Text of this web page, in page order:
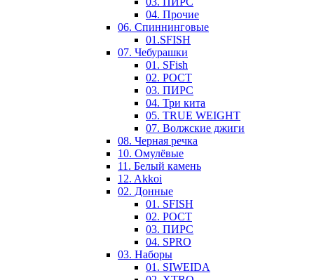
04. Прочие
06. Спиннинговые
01.SFISH
07. Чебурашки
01. SFish
02. РОСТ
03. ПИРС
04. Три кита
05. TRUE WEIGHT
07. Волжские джиги
08. Черная речка
10. Омулёвые
11. Белый камень
12. Akkoi
02. Донные
01. SFISH
02. РОСТ
03. ПИРС
04. SPRO
03. Наборы
01. SIWEIDA